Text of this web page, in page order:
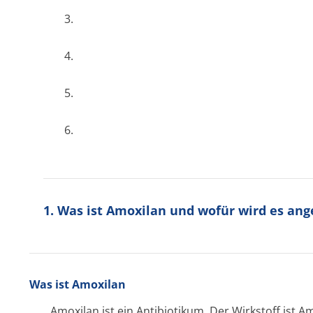
3.
4.
5.
6.
1. Was ist Amoxilan und wofür wird es
Was ist Amoxilan